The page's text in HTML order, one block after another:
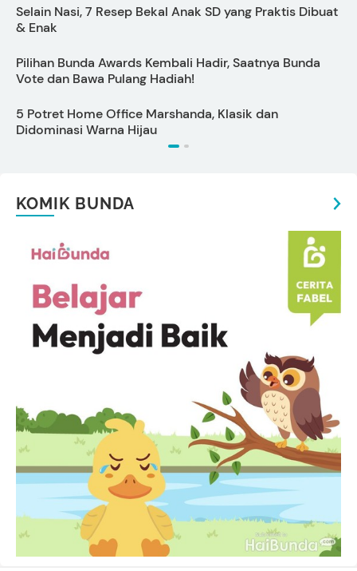
Selain Nasi, 7 Resep Bekal Anak SD yang Praktis Dibuat
& Enak
Pilihan Bunda Awards Kembali Hadir, Saatnya Bunda
Vote dan Bawa Pulang Hadiah!
5 Potret Home Office Marshanda, Klasik dan
Didominasi Warna Hijau
KOMIK BUNDA